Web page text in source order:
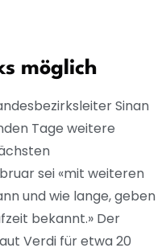
möglich
Sinan
Tage weitere
sei «mit weiteren
und wie lange, geben
bekannt.» Der
Verdi für etwa 20